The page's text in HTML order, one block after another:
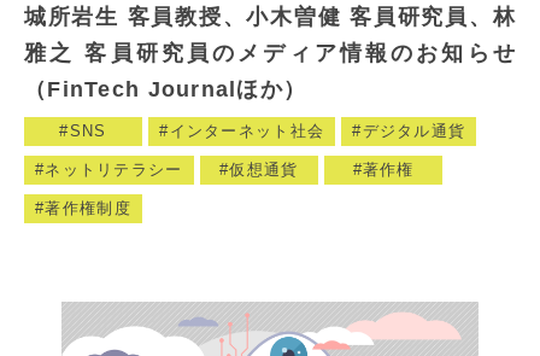
城所岩生 客員教授、小木曽健 客員研究員、林
雅之 客員研究員のメディア情報のお知らせ
（FinTech Journalほか）
SNS インターネット社会 デジタル通貨
ネットリテラシー 仮想通貨 著作権
著作権制度